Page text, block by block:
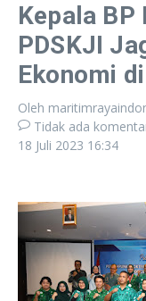
Kepala BP
PDSKJI
Ekonomi
Oleh
Tidak ada
18 Juli 2023 16:34